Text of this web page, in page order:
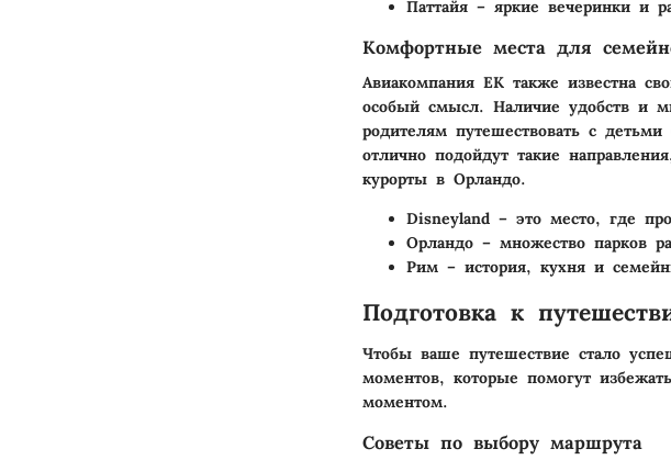
Паттайя – яркие вечеринки и
Комфортные места для
Авиакомпания EK также известна
особый смысл. Наличие удобств и
родителям путешествовать с
отлично подойдут такие
курорты в Орландо.
Disneyland – это место, где
Орландо – множество парков
Рим – история, кухня и
Подготовка к
Чтобы ваше путешествие стало
моментов, которые помогут
моментом.
Советы по выбору маршрута